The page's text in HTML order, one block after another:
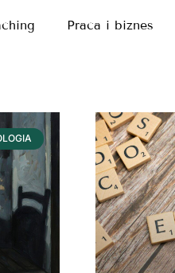
Praca i biznes